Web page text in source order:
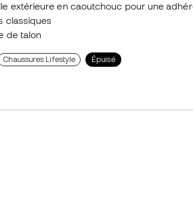
extérieure en caoutchouc pour une
classiques
de talon
Chaussures Lifestyle Épuisé